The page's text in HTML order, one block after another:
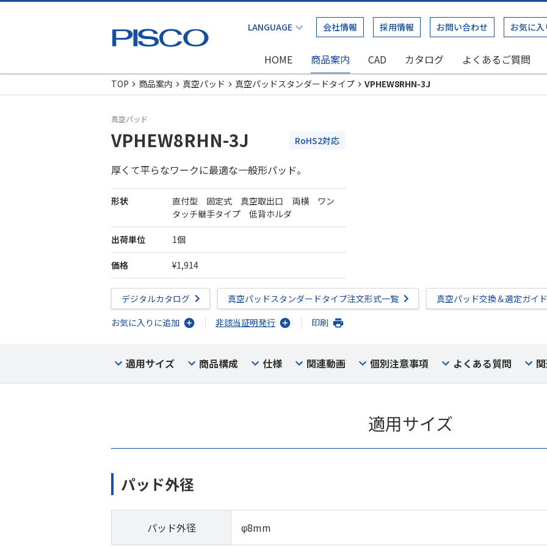
会社情報 採用情報 お問い合わせ お気に入
HOME 商品案内 CAD カタログ よくあるご質問
TOP
商品案内 真空パッド 真空パッドスタンダードタイプ VPHEW8RHN-3J
真空パッド
VPHEW8RHN-3J RoHS2対応
厚くて平らなワークに最適な一般形パッド。
形状
直付型 固定式 真空取出口 両横 ワン
タッチ継手タイプ 低背ホルダ
出荷単位 1個
価格 ¥1,914
デジタルカタログ 真空パッドスタンダードタイプ注文形式一覧
真空パッド交換＆選定ガイド
お気に入りに追加
非該当証明発行 印刷
適用サイズ 商品構成 仕様 関連動画 個別注意事項 よくある質問
適用サイズ
パッド外径
パッド外径 φ8mm